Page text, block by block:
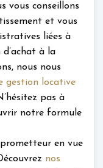
vous conseillons
et vous
liées à
à la
nous nous
gestion locative
pas à
notre formule
en vue
nos